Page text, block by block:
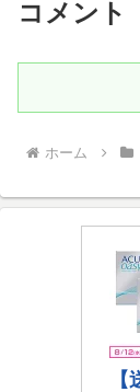
コメント
ホーム